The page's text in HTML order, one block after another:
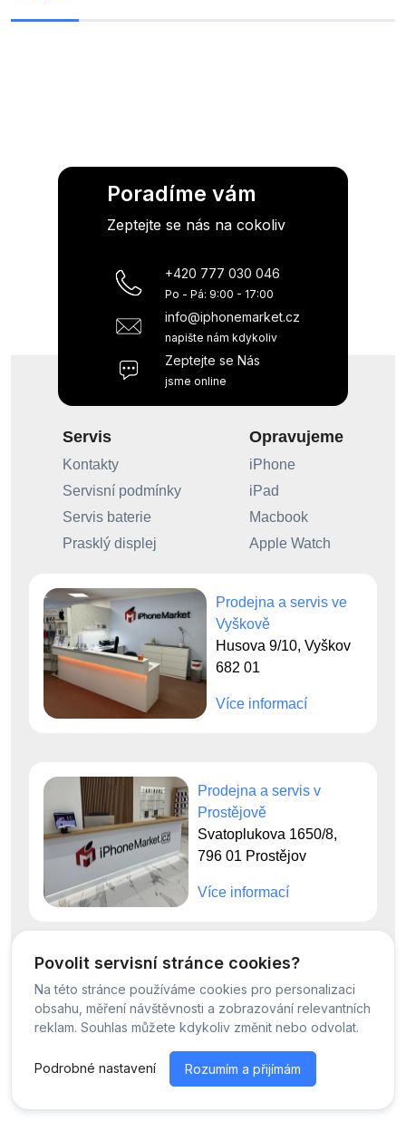
Povolit servisní stránce cookies?
Na této stránce používáme cookies pro personalizaci
obsahu, měření návštěvnosti a zobrazování relevantních
reklam. Souhlas můžete kdykoliv změnit nebo odvolat.
Podrobné nastavení Rozumím a přijímám
Poradíme vám
Zeptejte se nás na cokoliv
+420 777 030 046
Po - Pá: 9:00 - 17:00
info@iphonemarket.cz
napište nám kdykoliv
Zeptejte se Nás
jsme online
Servis
Kontakty
Servisní podmínky
Servis baterie
Prasklý displej
Opravujeme
iPhone
iPad
Macbook
Apple Watch
Prodejna a servis ve
Vyškově
Husova 9/10, Vyškov
682 01
Více informací
Prodejna a servis v
Prostějově
Svatoplukova 1650/8,
796 01 Prostějov
Více informací
© Servis iPhoneMarket - 2026 -Všechna práva vyhrazena.
Běžíme na
MyRepair.app